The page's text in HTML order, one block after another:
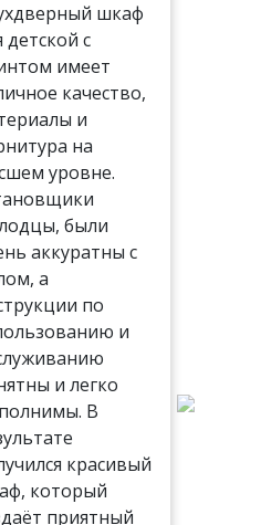
шкаф
детской с
имеет
качество,
и
на
уровне.
были
аккуратны с
а
по
и
и легко
В
красивый
который
приятный